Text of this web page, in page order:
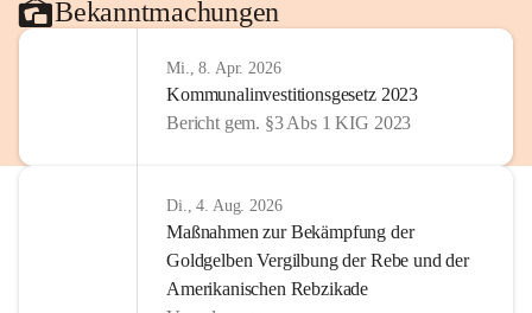
Bekanntmachungen
Mi., 8. Apr. 2026
Kommunalinvestitionsgesetz 2023
Bericht gem. §3 Abs 1 KIG 2023
Di., 4. Aug. 2026
Maßnahmen zur Bekämpfung der
Goldgelben Vergilbung der Rebe und der
Amerikanischen Rebzikade